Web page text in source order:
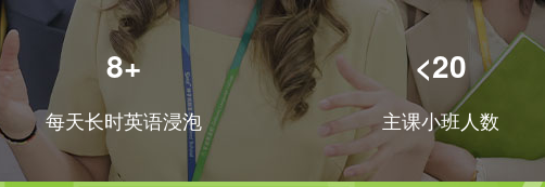
8+
每天长时英语浸泡
<20
主课小班人数